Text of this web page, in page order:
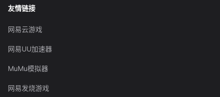
友情链接
网易云游戏
网易UU加速器
MuMu模拟器
网易发烧游戏